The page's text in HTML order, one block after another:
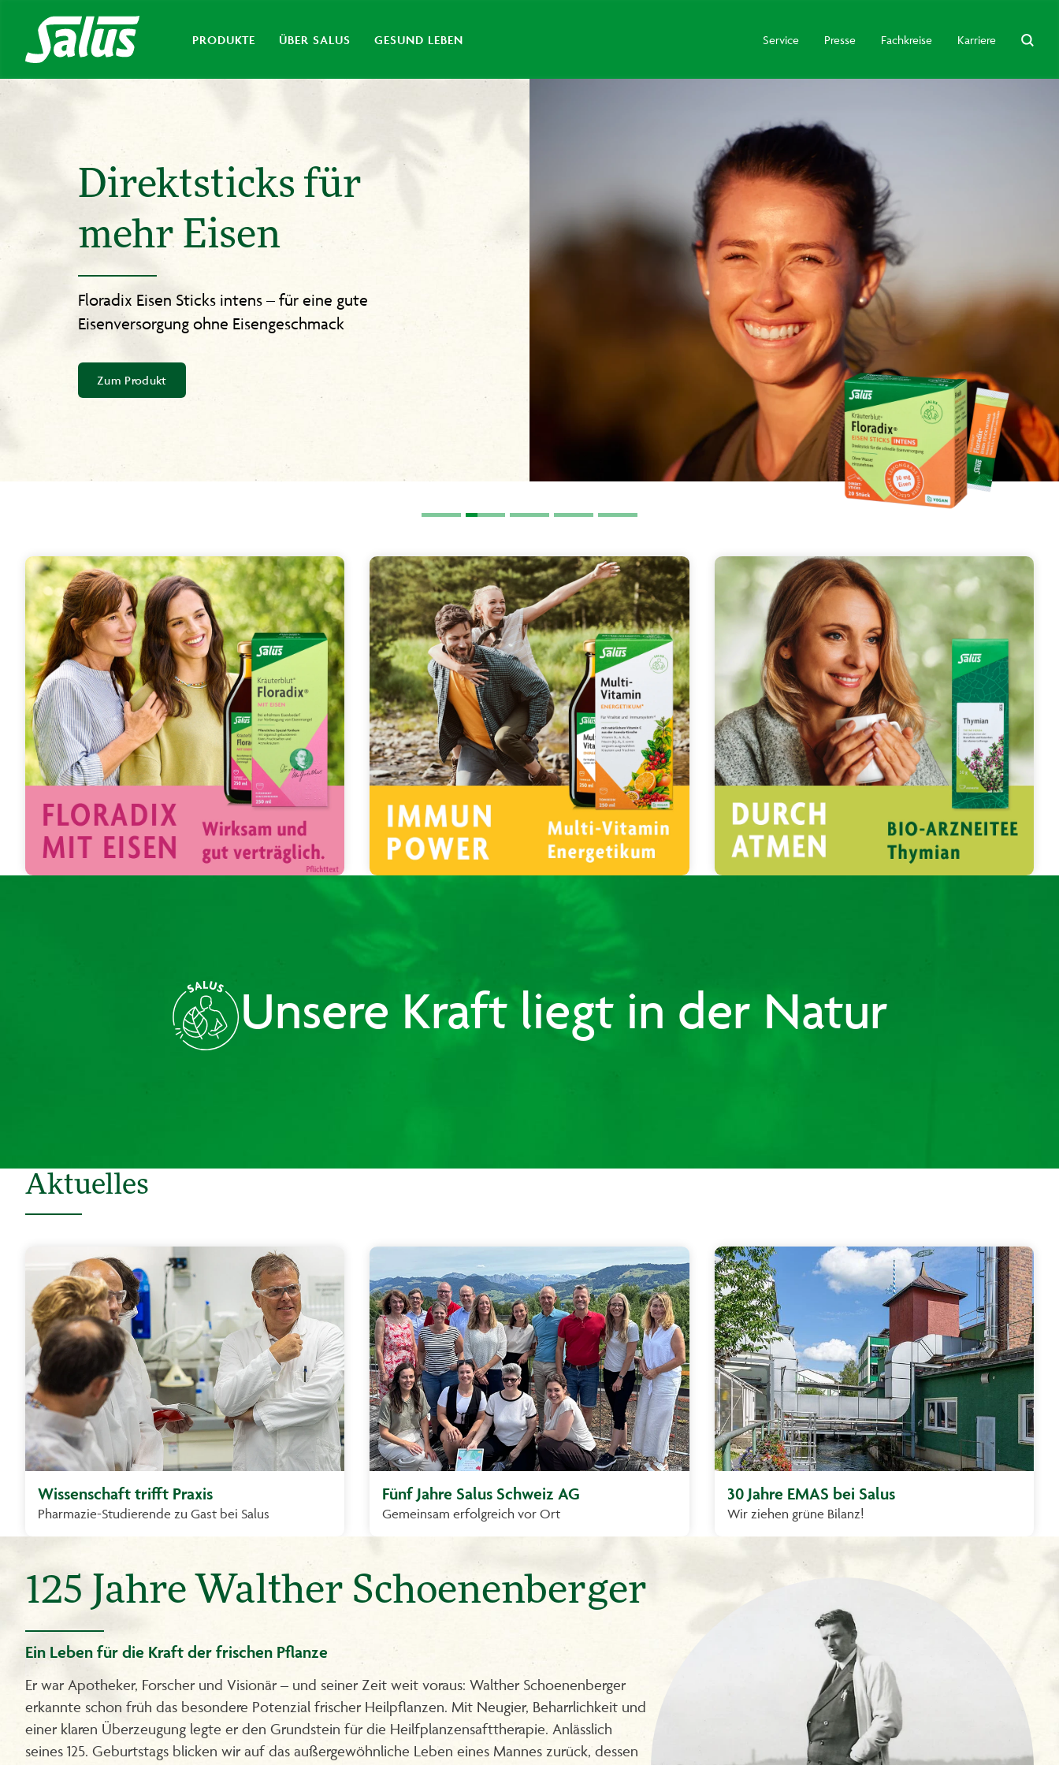
PRODUKTE ÜBER SALUS GESUND LEBEN Service Presse Fachkreise Karriere
Direktsticks für
mehr Eisen
Floradix Eisen Sticks intens – für eine gute
Eisenversorgung ohne Eisengeschmack
Zum Produkt
Unsere Kraft liegt in der Natur
Aktuelles
Wissenschaft trifft Praxis
Pharmazie-Studierende zu Gast bei Salus
Fünf Jahre Salus Schweiz AG
Gemeinsam erfolgreich vor Ort
30 Jahre EMAS bei Salus
Wir ziehen grüne Bilanz!
125 Jahre Walther Schoenenberger
Ein Leben für die Kraft der frischen Pflanze
Er war Apotheker, Forscher und Visionär – und seiner Zeit weit voraus: Walther Schoenenberger
erkannte schon früh das besondere Potenzial frischer Heilpflanzen. Mit Neugier, Beharrlichkeit und
einer klaren Überzeugung legte er den Grundstein für die Heilfplanzensafttherapie. Anlässlich
seines 125. Geburtstags blicken wir auf das außergewöhnliche Leben eines Mannes zurück, dessen